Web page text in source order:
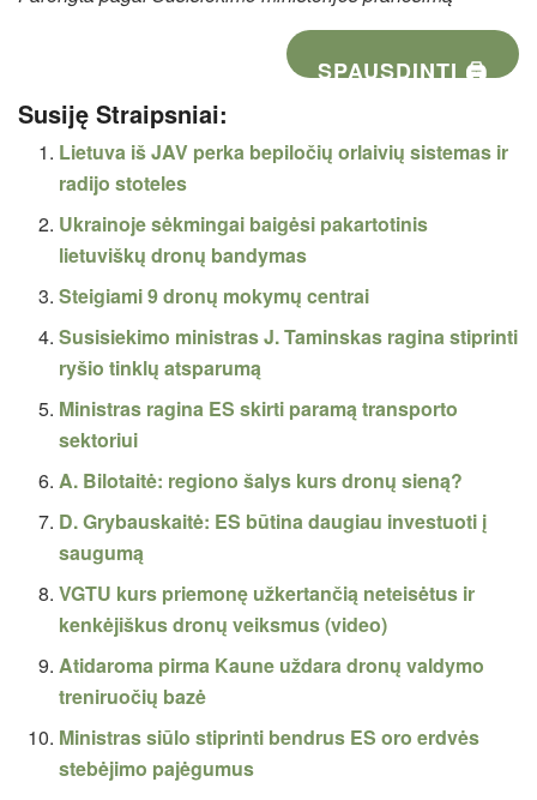
SPAUSDINTI 🖨
Susiję Straipsniai:
Lietuva iš JAV perka bepiločių orlaivių sistemas ir
radijo stoteles
Ukrainoje sėkmingai baigėsi pakartotinis
lietuviškų dronų bandymas
Steigiami 9 dronų mokymų centrai
Susisiekimo ministras J. Taminskas ragina stiprinti
ryšio tinklų atsparumą
Ministras ragina ES skirti paramą transporto
sektoriui
A. Bilotaitė: regiono šalys kurs dronų sieną?
D. Grybauskaitė: ES būtina daugiau investuoti į
saugumą
VGTU kurs priemonę užkertančią neteisėtus ir
kenkėjiškus dronų veiksmus (video)
Atidaroma pirma Kaune uždara dronų valdymo
treniruočių bazė
Ministras siūlo stiprinti bendrus ES oro erdvės
stebėjimo pajėgumus